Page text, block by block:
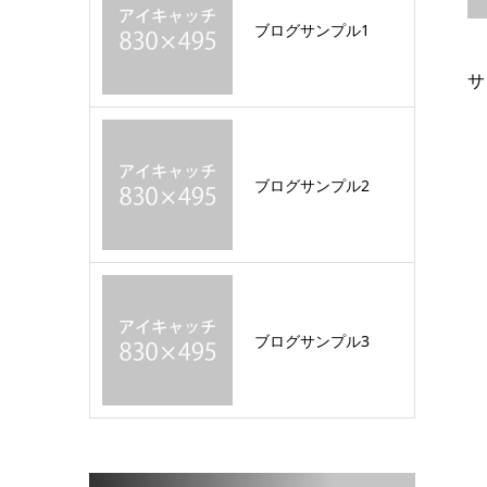
ブログサンプル1
ブログサンプル2
ブログサンプル3